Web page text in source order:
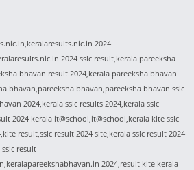
2024
2024 sslc result,kerala pareeksha
bhavan result 2024,kerala pareeksha bhavan
bhavan,pareeksha bhavan,pareeksha bhavan sslc
2024,kerala sslc results 2024,kerala sslc
2024 kerala it@school,it@school,kerala kite sslc
result,sslc result 2024 site,kerala sslc result 2024
result
2024,result kite kerala